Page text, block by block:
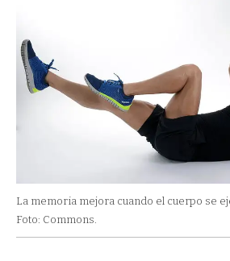
La memoria mejora cuando el cuerpo se
Foto: Commons.